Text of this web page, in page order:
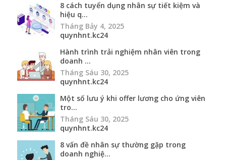
8 cách tuyển dụng nhân sự tiết kiệm và
hiệu q...
Tháng Bảy 4, 2025
quynhnt.kc24
Hành trình trải nghiệm nhân viên trong
doanh ...
Tháng Sáu 30, 2025
quynhnt.kc24
Một số lưu ý khi offer lương cho ứng viên
tro...
Tháng Sáu 30, 2025
quynhnt.kc24
8 vấn đề nhân sự thường gặp trong
doanh nghiệ...